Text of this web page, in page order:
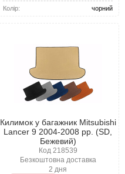
Колір:
чорний
Килимок у багажник Mitsubishi
Lancer 9 2004-2008 рр. (SD,
Бежевий)
Код 218539
Безкоштовна доставка
2 дня